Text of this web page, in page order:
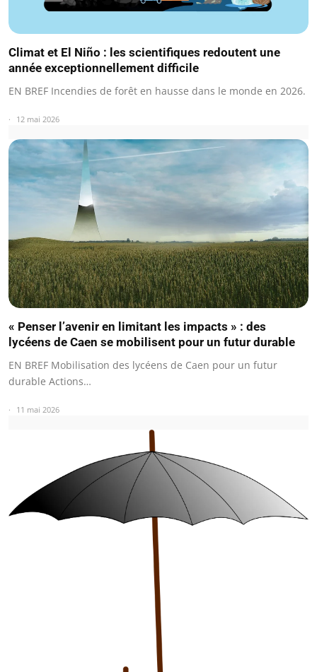
Climat et El Niño : les scientifiques redoutent une
année exceptionnellement difficile
EN BREF Incendies de forêt en hausse dans le monde en 2026.
12 mai 2026
« Penser l’avenir en limitant les impacts » : des
lycéens de Caen se mobilisent pour un futur durable
EN BREF Mobilisation des lycéens de Caen pour un futur
durable Actions…
11 mai 2026